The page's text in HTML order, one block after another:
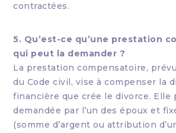
contractées.
5. Qu’est-ce qu’une prestation
qui peut la demander ?
La prestation compensatoire,
du Code civil, vise à compenser la
financière que crée le divorce. Elle
demandée par l’un des époux et
(somme d’argent ou attribution